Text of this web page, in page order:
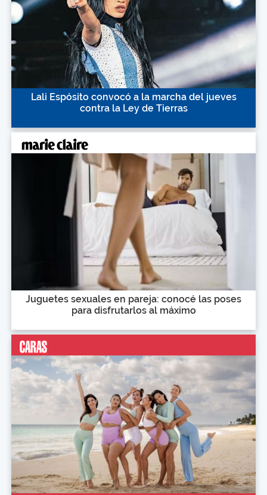
Lali Espósito convocó a la marcha del jueves
contra la Ley de Tierras
Juguetes sexuales en pareja: conocé las poses
para disfrutarlos al máximo